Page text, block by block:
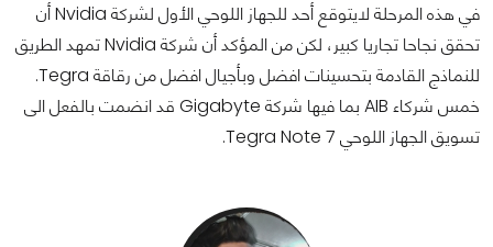
في هذه المرحلة لايتوقع أحد للجهاز اللوحي الأول لشركة Nvidia أن
تحقق نجاحا تجاريا كبير، لكن من المؤكد أن شركة Nvidia تمهد الطريق
للنماذج القادمة بتحسينات افضل وبأجيال افضل من رقاقة Tegra
.
خمس شركاء AIB بما فيها شركة Gigabyte قد انضمت بالفعل الى
تسويق الجهاز اللوحي Tegra Note 7.